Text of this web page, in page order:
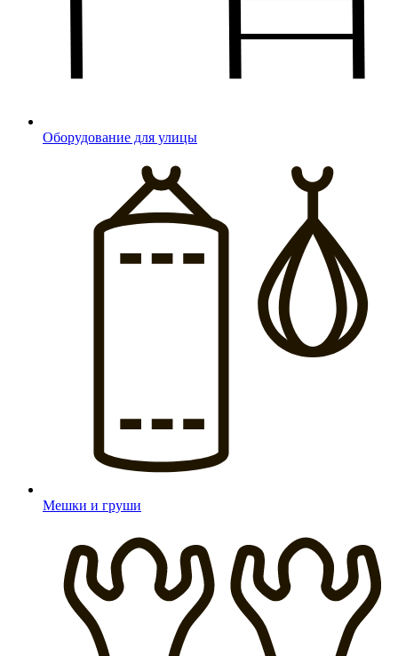
Оборудование для улицы
Мешки и груши